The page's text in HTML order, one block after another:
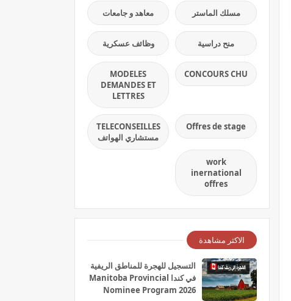
مسلك الماستر معاهد و جامعات
منح دراسية وظائف عسكرية
CONCOURS CHU
MODELES
DEMANDES ET
LETTRES
Offres de stage
TELECONSEILLES
مستشاري الهواتف
work
inernational
offres
الاكثر مشاهدة
التسجيل للهجرة للمناطق الريفية
في كندا Manitoba Provincial
Nominee Program 2026